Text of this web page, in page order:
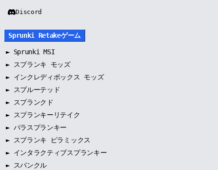
Discord
Sprunki Retakeゲーム
► Sprunki MSI
►
スプランキ モッズ
► インクレディボックス モッズ
►
スプルーテッド
►
スプランクド
►
スプランキーリテイク
► パラスプランキー
►
スプランキ ピラミックス
► インタラクティブスプランキー
►
スパンクル